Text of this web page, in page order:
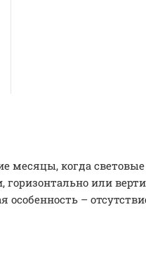
когда
или
особенность –